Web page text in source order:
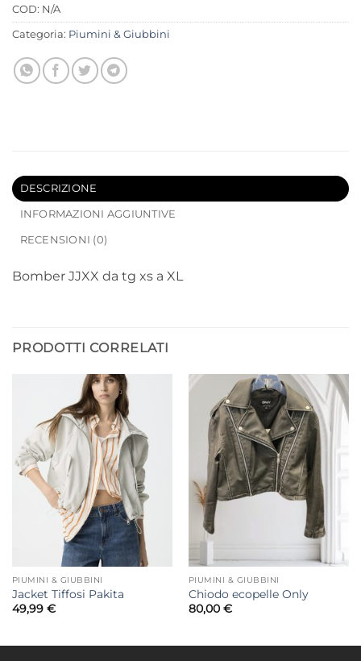
COD: N/A
Categoria: Piumini & Giubbini
DESCRIZIONE
INFORMAZIONI AGGIUNTIVE
RECENSIONI (0)
Bomber JJXX da tg xs a XL
PRODOTTI CORRELATI
PIUMINI & GIUBBINI
Jacket Tiffosi Pakita
49,99 €
PIUMINI & GIUBBINI
Chiodo ecopelle Only
80,00 €